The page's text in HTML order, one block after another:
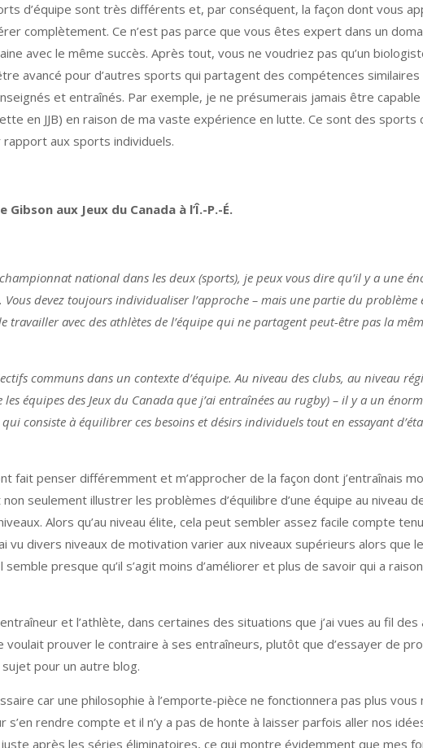
d’équipe sont très différents et, par conséquent, la façon dont vous
complètement. Ce n’est pas parce que vous êtes expert dans un
avec le même succès. Après tout, vous ne voudriez pas qu’un
avancé pour d’autres sports qui partagent des compétences similaires
et entraînés. Par exemple, je ne présumerais jamais être capable
en JJB) en raison de ma vaste expérience en lutte. Ce sont des
rapport aux sports individuels.
Gibson aux Jeux du Canada à l’Î.-P.-É.
national dans les deux (sports), je peux vous dire qu’il y a une
devez toujours individualiser l’approche – mais une partie du problème
travailler avec des athlètes de l’équipe qui ne partagent peut-être pas la
communs dans un contexte d’équipe. Au niveau des clubs, au niveau
équipes des Jeux du Canada que j’ai entraînées au rugby) – il y a un
consiste à équilibrer ces besoins et désirs individuels tout en essayant
fait penser différemment et m’approcher de la façon dont j’entraînais
seulement illustrer les problèmes d’équilibre d’une équipe au niveau
Alors qu’au niveau élite, cela peut sembler assez facile compte
vu divers niveaux de motivation varier aux niveaux supérieurs alors que
presque qu’il s’agit moins d’améliorer et plus de savoir qui a
et l’athlète, dans certaines des situations que j’ai vues au fil des
voulait prouver le contraire à ses entraîneurs, plutôt que d’essayer de
pour un autre blog.
car une philosophie à l’emporte-pièce ne fonctionnera pas plus
rendre compte et il n’y a pas de honte à laisser parfois aller nos
après les séries éliminatoires, ce qui montre évidemment que mes